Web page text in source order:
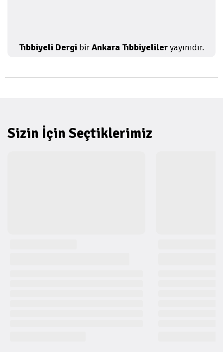
Tıbbiyeli Dergi birAnkara Tıbbiyelileryayınıdır.
Sizin İçin Seçtiklerimiz